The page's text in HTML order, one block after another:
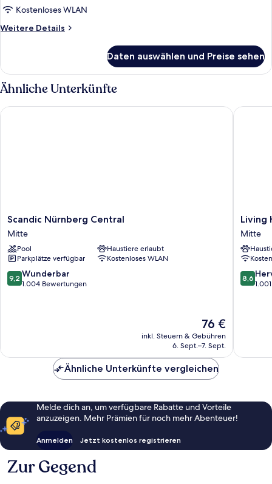
Kostenloses WLAN
Weitere Details
Weitere
Daten auswählen und Preise sehen
Ähnliche Unterkünfte
Scandic
Nürnberg
Central
Mitte
Scandic Nürnberg Central
Mitte
Pool
Haustiere erlaubt
Parkplätze verfügbar
Kostenloses WLAN
9.2
von
9,2 Wunderbar
1.004 Bewertungen
Der
Preis
beträgt
76 €
inkl. Steuern & Gebühren
6. Sept.–7. Sept.
Scandic Nürnberg Central
Living
Hotel
Mitte
Living
Mitte
8.6
von
8,6
Living
Ähnliche Unterkünfte vergleichen
Melde dich an, um verfügbare Rabatte und Vorteile
anzuzeigen. Mehr Prämien für noch mehr Abenteuer!
Anmelden Jetzt kostenlos registrieren
Zur Gegend